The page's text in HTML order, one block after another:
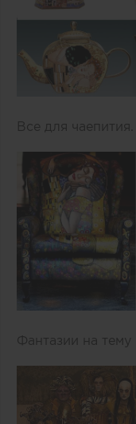
Все для чаепития.
Фантазии на тему